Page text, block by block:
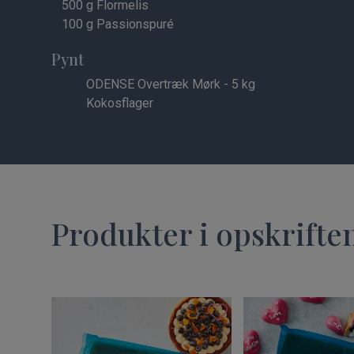
500 g Flormelis
100 g Passionspuré
Pynt
ODENSE Overtræk Mørk - 5 kg
Kokosflager
Produkter i